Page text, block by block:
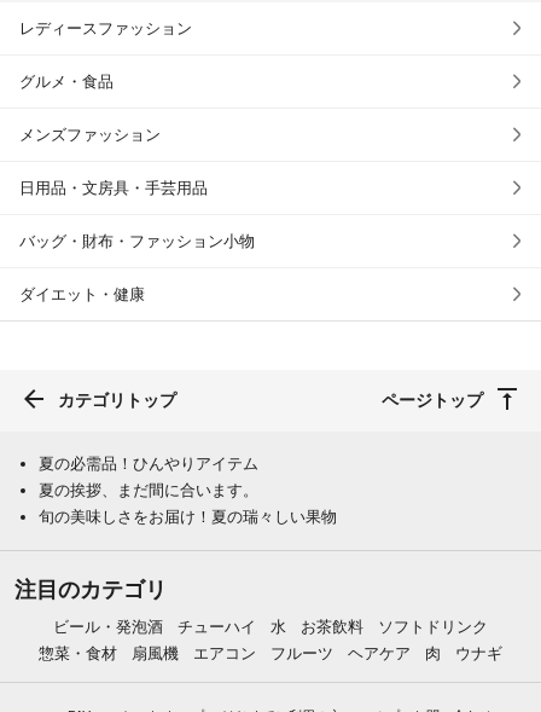
レディースファッション
グルメ・食品
メンズファッション
日用品・文房具・手芸用品
バッグ・財布・ファッション小物
ダイエット・健康
カテゴリトップ ページトップ
夏の必需品！ひんやりアイテム
夏の挨拶、まだ間に合います。
旬の美味しさをお届け！夏の瑞々しい果物
注目のカテゴリ
ビール・発泡酒 チューハイ 水 お茶飲料
ソフトドリンク
惣菜・食材
扇風機 エアコン フルーツ ヘアケア 肉 ウナギ